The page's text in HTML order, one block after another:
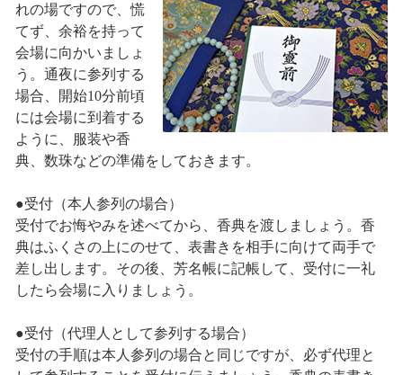
れの場ですので、慌
てず、余裕を持って
会場に向かいましょ
う。通夜に参列する
場合、開始10分前頃
には会場に到着する
ように、服装や香
典、数珠などの準備をしておきます。
●受付（本人参列の場合）
受付でお悔やみを述べてから、香典を渡しましょう。香
典はふくさの上にのせて、表書きを相手に向けて両手で
差し出します。その後、芳名帳に記帳して、受付に一礼
したら会場に入りましょう。
●受付（代理人として参列する場合）
受付の手順は本人参列の場合と同じですが、必ず代理と